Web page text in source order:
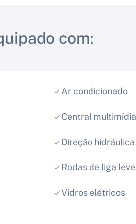
com:
Ar condicionado
Central multimídia
Direção hidráulica
Rodas de liga leve
Vidros elétricos